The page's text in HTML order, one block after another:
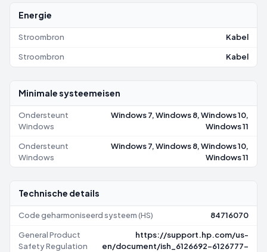
Energie
Stroombron Kabel
Stroombron Kabel
Minimale systeemeisen
Ondersteunt
Windows
Windows 7, Windows 8, Windows 10,
Windows 11
Ondersteunt
Windows
Windows 7, Windows 8, Windows 10,
Windows 11
Technische details
Code geharmoniseerd systeem (HS) 84716070
General Product
Safety Regulation
https://support.hp.com/us-
en/document/ish_6126692-6126777-